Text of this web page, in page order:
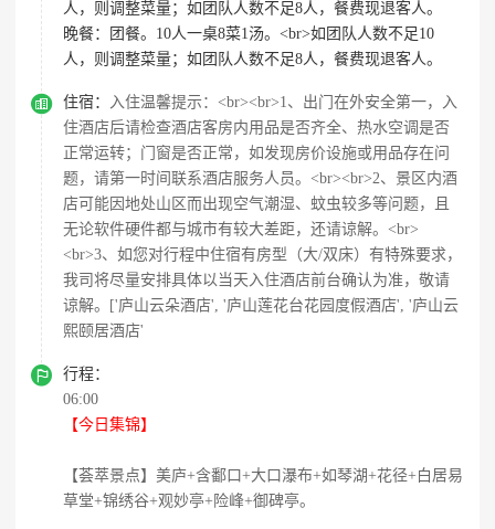
人，则调整菜量；如团队人数不足8人，餐费现退客人。
晚餐：
团餐。10人一桌8菜1汤。<br>如团队人数不足10
人，则调整菜量；如团队人数不足8人，餐费现退客人。
 住宿：
入住温馨提示：<br><br>1、出门在外安全第一，入
住酒店后请检查酒店客房内用品是否齐全、热水空调是否
正常运转；门窗是否正常，如发现房价设施或用品存在问
题，请第一时间联系酒店服务人员。<br><br>2、景区内酒
店可能因地处山区而出现空气潮湿、蚊虫较多等问题，且
无论软件硬件都与城市有较大差距，还请谅解。<br>
<br>3、如您对行程中住宿有房型（大/双床）有特殊要求，
我司将尽量安排具体以当天入住酒店前台确认为准，敬请
谅解。['庐山云朵酒店', '庐山莲花台花园度假酒店', '庐山云
熙颐居酒店'

行程：
06:00
【今日集锦】
【荟萃景点】美庐+含鄱口+大口瀑布+如琴湖+花径+白居易
草堂+锦绣谷+观妙亭+险峰+御碑亭。